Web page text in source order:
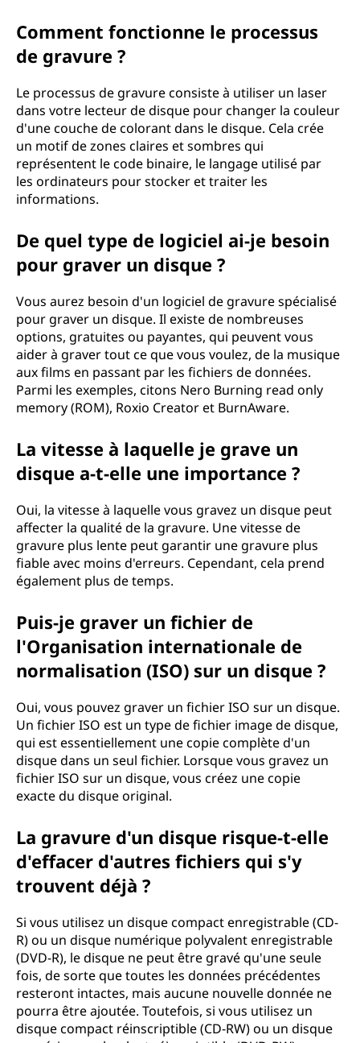
Comment fonctionne le processus
de gravure ?
Le processus de gravure consiste à utiliser un laser
dans votre lecteur de disque pour changer la couleur
d'une couche de colorant dans le disque. Cela crée
un motif de zones claires et sombres qui
représentent le code binaire, le langage utilisé par
les ordinateurs pour stocker et traiter les
informations.
De quel type de logiciel ai-je besoin
pour graver un disque ?
Vous aurez besoin d'un logiciel de gravure spécialisé
pour graver un disque. Il existe de nombreuses
options, gratuites ou payantes, qui peuvent vous
aider à graver tout ce que vous voulez, de la musique
aux films en passant par les fichiers de données.
Parmi les exemples, citons Nero Burning read only
memory (ROM), Roxio Creator et BurnAware.
La vitesse à laquelle je grave un
disque a-t-elle une importance ?
Oui, la vitesse à laquelle vous gravez un disque peut
affecter la qualité de la gravure. Une vitesse de
gravure plus lente peut garantir une gravure plus
fiable avec moins d'erreurs. Cependant, cela prend
également plus de temps.
Puis-je graver un fichier de
l'Organisation internationale de
normalisation (ISO) sur un disque ?
Oui, vous pouvez graver un fichier ISO sur un disque.
Un fichier ISO est un type de fichier image de disque,
qui est essentiellement une copie complète d'un
disque dans un seul fichier. Lorsque vous gravez un
fichier ISO sur un disque, vous créez une copie
exacte du disque original.
La gravure d'un disque risque-t-elle
d'effacer d'autres fichiers qui s'y
trouvent déjà ?
Si vous utilisez un disque compact enregistrable (CD-
R) ou un disque numérique polyvalent enregistrable
(DVD-R), le disque ne peut être gravé qu'une seule
fois, de sorte que toutes les données précédentes
resteront intactes, mais aucune nouvelle donnée ne
pourra être ajoutée. Toutefois, si vous utilisez un
disque compact réinscriptible (CD-RW) ou un disque